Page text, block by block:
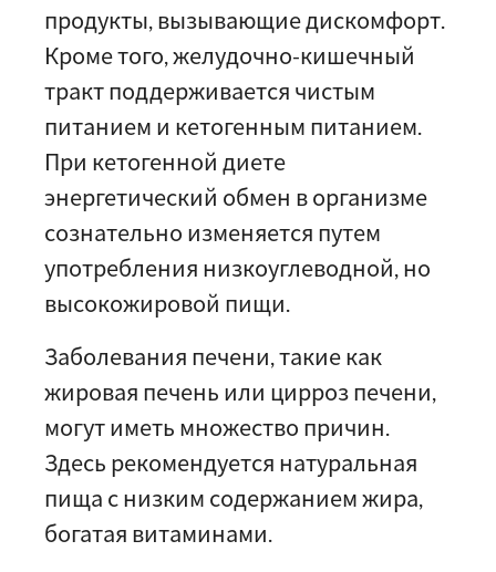
продукты, вызывающие дискомфорт.
Кроме того, желудочно-кишечный
тракт поддерживается чистым
питанием и кетогенным питанием.
При кетогенной диете
энергетический обмен в организме
сознательно изменяется путем
употребления низкоуглеводной, но
высокожировой пищи.
Заболевания печени, такие как
жировая печень или цирроз печени,
могут иметь множество причин.
Здесь рекомендуется натуральная
пища с низким содержанием жира,
богатая витаминами.